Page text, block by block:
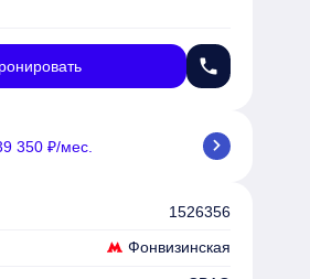
phone
350 ₽/мес. chevron_right
1526356
Фонвизинская